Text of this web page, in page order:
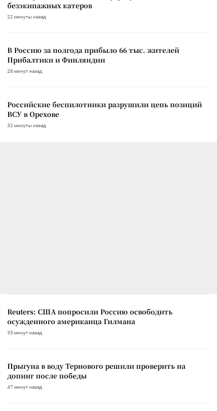
безэкипажных катеров
22 минуты назад
В Россию за полгода прибыло 66 тыс. жителей
Прибалтики и Финляндии
28 минут назад
Российские беспилотники разрушили цепь позиций
ВСУ в Орехове
32 минуты назад
Reuters: США попросили Россию освободить
осужденного американца Гилмана
35 минут назад
Прыгуна в воду Тернового решили проверить на
допинг после победы
47 минут назад